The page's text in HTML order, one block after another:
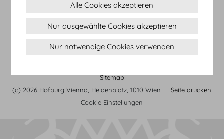
Datenschutz
Sitemap
(c) 2026 Hofburg Vienna, Heldenplatz, 1010 Wien
Seite drucken
Cookie Einstellungen
Alle Cookies akzeptieren
Nur ausgewählte Cookies akzeptieren
Nur notwendige Cookies verwenden